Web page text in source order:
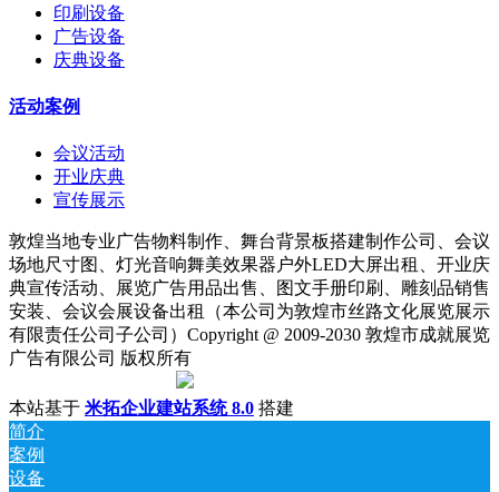
印刷设备
广告设备
庆典设备
活动案例
会议活动
开业庆典
宣传展示
敦煌当地专业广告物料制作、舞台背景板搭建制作公司、会议
场地尺寸图、灯光音响舞美效果器户外LED大屏出租、开业庆
典宣传活动、展览广告用品出售、图文手册印刷、雕刻品销售
安装、会议会展设备出租（本公司为敦煌市丝路文化展览展示
有限责任公司子公司）Copyright @ 2009-2030 敦煌市成就展览
广告有限公司 版权所有
本站基于 米拓企业建站系统 8.0 搭建
简介
案例
设备